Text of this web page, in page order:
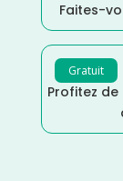
Faites-
Gratuit
Profitez